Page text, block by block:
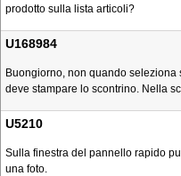
prodotto sulla lista articoli?
U168984
Buongiorno, non quando
deve stampare lo scontrino. Nella
U5210
Sulla finestra del pannello rapido
una foto.